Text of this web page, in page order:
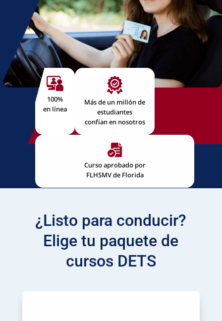
100%
en línea
Más de un millón de
estudiantes
confían en nosotros
Curso aprobado por
FLHSMV de Florida
¿Listo para conducir?
Elige tu paquete de
cursos DETS